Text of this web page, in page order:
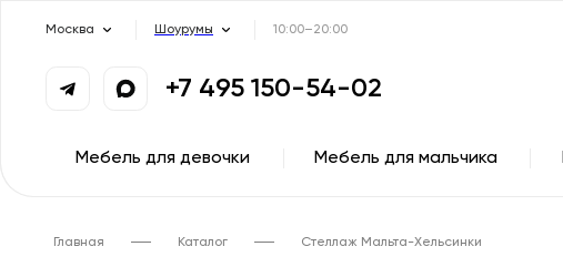
Москва Шоурумы 10:00–20:00
+7 495 150-54-02
Мебель для девочки Мебель для мальчика
Главная Каталог Стеллаж Мальта-Хельсинки